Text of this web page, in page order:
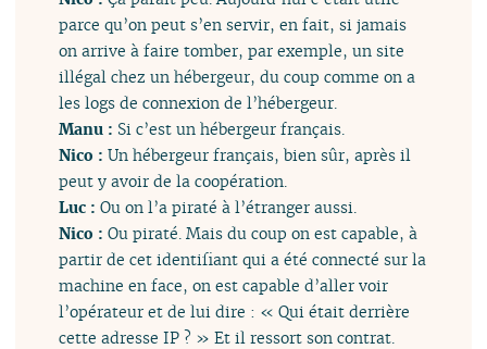
parce qu’on peut s’en servir, en fait, si jamais
on arrive à faire tomber, par exemple, un site
illégal chez un hébergeur, du coup comme on a
les logs de connexion de l’hébergeur.
Manu : Si c’est un hébergeur français.
Nico :Un hébergeur français, bien sûr, après il
peut y avoir de la coopération.
Luc :Ou on l’a piraté à l’étranger aussi.
Nico :Ou piraté. Mais du coup on est capable, à
partir de cet identifiant qui a été connecté sur la
machine en face, on est capable d’aller voir
l’opérateur et de lui dire : « Qui était derrière
cette adresse IP ? » Et il ressort son contrat.